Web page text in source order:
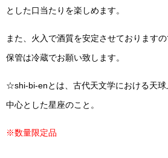
とした口当たりを楽しめます。
また、火入で酒質を安定させておりますの
保管は冷蔵でお願い致します。
☆shi-bi-enとは、古代天文学における天
中心とした星座のこと。
※数量限定品